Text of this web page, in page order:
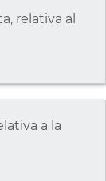
relativa al
a la